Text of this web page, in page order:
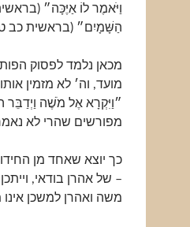
וַיֹּאמֶר לוֹ אַיֶּכָּה״
הַשָּׁמָיִם״ (בראשית כב
מכאן נלמד לפסוק
מועד, וה׳ לא מזמין
״וַיִּקְרָא אֶל מֹשֶׁה
מפורשים שהרי לא
כך יוצא שאחד מן
– של אהרן בודאי,
משה ואהרן למשכן